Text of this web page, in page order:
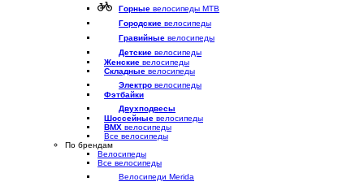
Горные велосипеды MTB
Городские велосипеды
Гравийные велосипеды
Детские велосипеды
Женские велосипеды
Складные велосипеды
Электро велосипеды
Фэтбайки
Двухподвесы
Шоссейные велосипеды
BMX велосипеды
Все велосипеды
По брендам
Велосипеды
Все велосипеды
Велосипеди Merida